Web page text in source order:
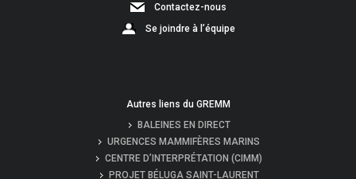
Contactez-nous
Se joindre à l’équipe
Autres liens du GREMM
BALEINES EN DIRECT
URGENCES MAMMIFÈRES MARINS
CENTRE D’INTERPRÉTATION (CIMM)
PROJET BÉLUGA SAINT-LAURENT